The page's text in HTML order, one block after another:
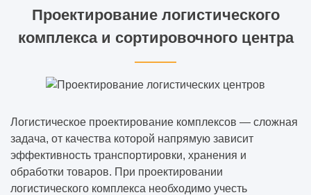
Проектирование логистического
комплекса и сортировочного центра
Логистическое проектирование комплексов — сложная
задача, от качества которой напрямую зависит
эффективность транспортировки, хранения и
обработки товаров. При проектировании
логистического комплекса необходимо учесть